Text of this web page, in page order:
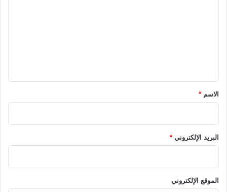
*الاسم *
البريد الإلكتروني *
الموقع الإلكتروني